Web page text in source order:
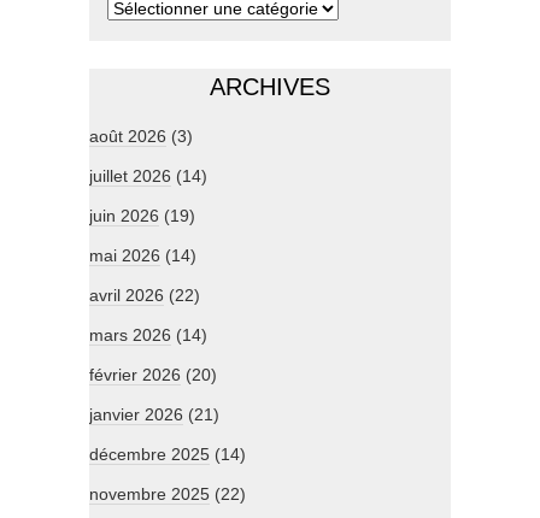
ARCHIVES
août 2026 (3)
juillet 2026 (14)
juin 2026 (19)
mai 2026 (14)
avril 2026 (22)
mars 2026 (14)
février 2026 (20)
janvier 2026 (21)
décembre 2025 (14)
novembre 2025 (22)